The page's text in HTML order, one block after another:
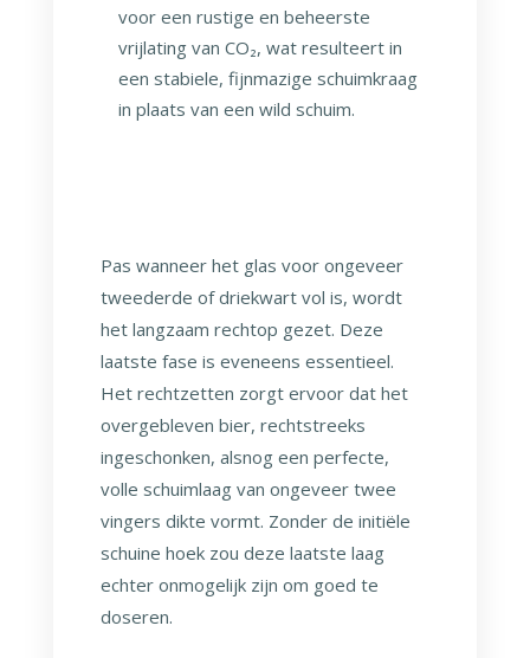
voor een rustige en beheerste
vrijlating van CO₂, wat resulteert in
een stabiele, fijnmazige schuimkraag
in plaats van een wild schuim.
Pas wanneer het glas voor ongeveer
tweederde of driekwart vol is, wordt
het langzaam rechtop gezet. Deze
laatste fase is eveneens essentieel.
Het rechtzetten zorgt ervoor dat het
overgebleven bier, rechtstreeks
ingeschonken, alsnog een perfecte,
volle schuimlaag van ongeveer twee
vingers dikte vormt. Zonder de initiële
schuine hoek zou deze laatste laag
echter onmogelijk zijn om goed te
doseren.